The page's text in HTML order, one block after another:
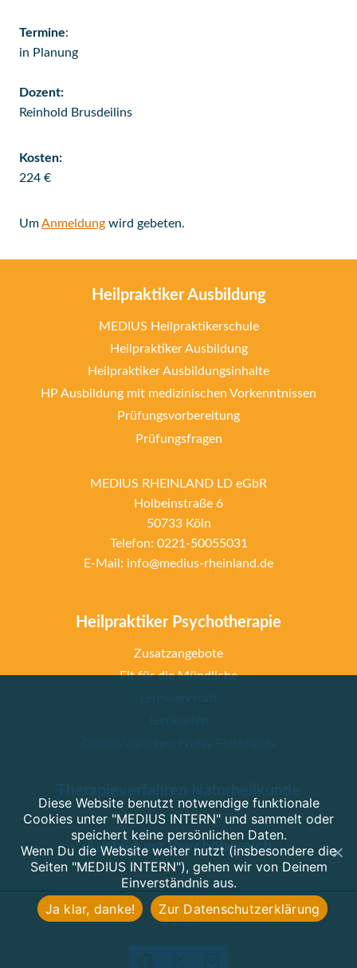
Termine:
in Planung
Dozent:
Reinhold Brusdeilins
Kosten:
224 €
UmAnmeldung wird gebeten.
Heilpraktiker Ausbildung
MEDIUS Heilpraktikerschule
Heilpraktiker Ausbildung
Heilpraktiker Ausbildungsinhalte
HP Ausbildung mit medizinischen Vorkenntnissen
Prüfungsvorbereitung
Prüfungsfragen
MEDIUS RHEINLAND LD eGbR
Holbeinstraße 6
50733 Köln
Telefon: 0221-50055031
E-Mail: info@medius-rheinland.de
Heilpraktiker Psychotherapie
Zusatzangebote
Fit für die Mündliche
Ausbildung Psychobereich
© 2026
Diese Website benutzt notwendige funktionale
Cookies unter "MEDIUS INTERN" und sammelt oder
speichert keine persönlichen Daten.
Wenn Du die Website weiter nutzt (insbesondere die
Seiten "MEDIUS INTERN"), gehen wir von Deinem
Einverständnis aus.
Ja klar, danke!
Zur Datenschutzerklärung